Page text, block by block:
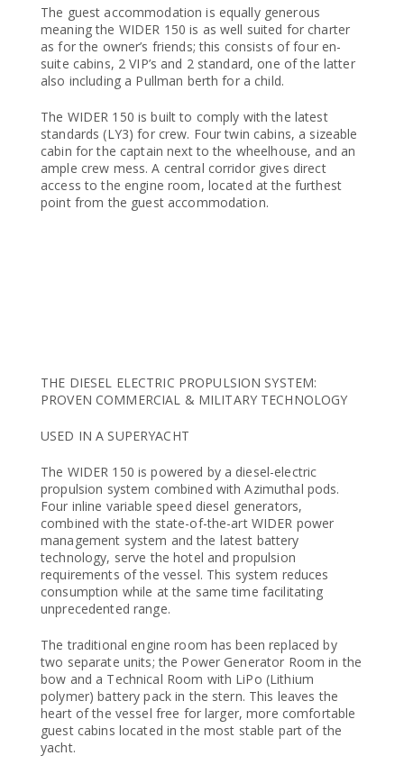
The guest accommodation is equally generous
meaning the WIDER 150 is as well suited for charter
as for the owner’s friends; this consists of four en-
suite cabins, 2 VIP’s and 2 standard, one of the latter
also including a Pullman berth for a child.
The WIDER 150 is built to comply with the latest
standards (LY3) for crew. Four twin cabins, a sizeable
cabin for the captain next to the wheelhouse, and an
ample crew mess. A central corridor gives direct
access to the engine room, located at the furthest
point from the guest accommodation.
THE DIESEL ELECTRIC PROPULSION SYSTEM:
PROVEN COMMERCIAL & MILITARY TECHNOLOGY
USED IN A SUPERYACHT
The WIDER 150 is powered by a diesel-electric
propulsion system combined with Azimuthal pods.
Four inline variable speed diesel generators,
combined with the state-of-the-art WIDER power
management system and the latest battery
technology, serve the hotel and propulsion
requirements of the vessel. This system reduces
consumption while at the same time facilitating
unprecedented range.
The traditional engine room has been replaced by
two separate units; the Power Generator Room in the
bow and a Technical Room with LiPo (Lithium
polymer) battery pack in the stern. This leaves the
heart of the vessel free for larger, more comfortable
guest cabins located in the most stable part of the
yacht.